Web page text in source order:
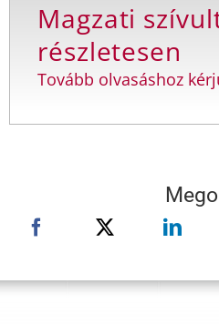
Magzati
részletesen
Tovább olvasáshoz